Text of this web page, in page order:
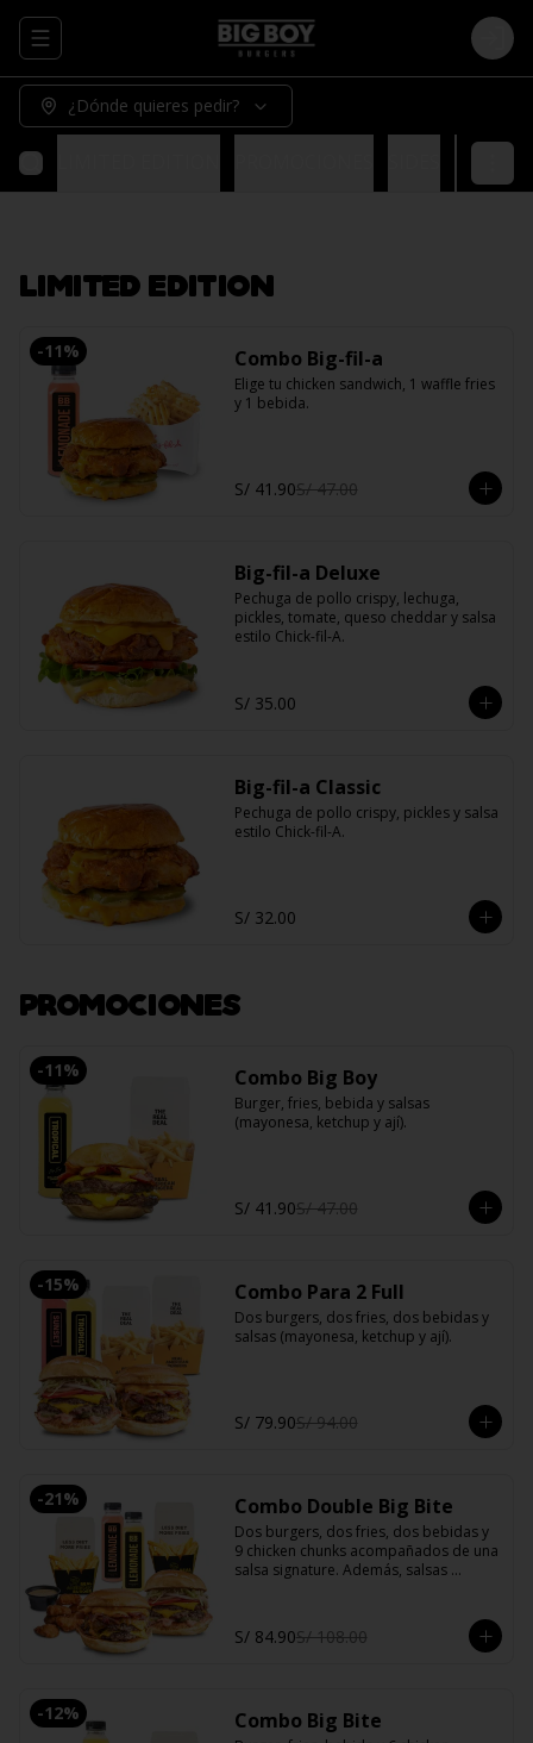
Abrir menu de navegación Login
¿Dónde quieres pedir?
LIMITED EDITION
-11% Combo Big-fil-a
Elige tu chicken sandwich, 1 waffle fries
y 1 bebida.
S/ 41.90S/ 47.00
Big-fil-a Deluxe
Pechuga de pollo crispy, lechuga,
pickles, tomate, queso cheddar y salsa
estilo Chick-fil-A.
S/ 35.00
Big-fil-a Classic
Pechuga de pollo crispy, pickles y salsa
estilo Chick-fil-A.
S/ 32.00
PROMOCIONES
-11% Combo Big Boy
Burger, fries, bebida y salsas
(mayonesa, ketchup y ají).
S/ 41.90S/ 47.00
-15% Combo Para 2 Full
Dos burgers, dos fries, dos bebidas y
salsas (mayonesa, ketchup y ají).
S/ 79.90S/ 94.00
-21% Combo Double Big Bite
Dos burgers, dos fries, dos bebidas y
9 chicken chunks acompañados de una
salsa signature. Además, salsas
S/ 84.90S/ 108.00
-12% Combo Big Bite